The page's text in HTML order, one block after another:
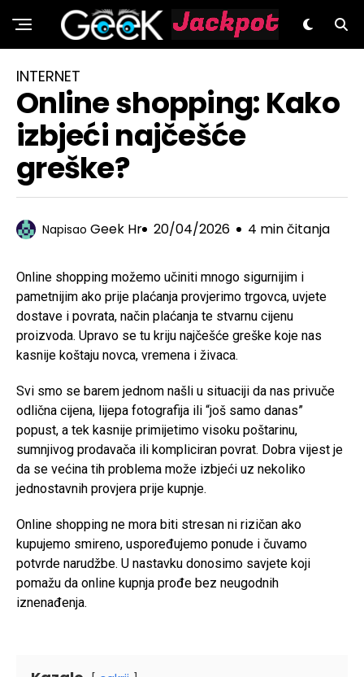
GeeK.hr
INTERNET
Online shopping: Kako
izbjeći najčešće
greške?
Napisao Geek Hr 20/04/2026 4 min čitanja
Online shopping možemo učiniti mnogo sigurnijim i
pametnijim ako prije plaćanja provjerimo trgovca, uvjete
dostave i povrata, način plaćanja te stvarnu cijenu
proizvoda. Upravo se tu kriju najčešće greške koje nas
kasnije koštaju novca, vremena i živaca.
Svi smo se barem jednom našli u situaciji da nas privuče
odlična cijena, lijepa fotografija ili “još samo danas”
popust, a tek kasnije primijetimo visoku poštarinu,
sumnjivog prodavača ili kompliciran povrat. Dobra vijest je
da se većina tih problema može izbjeći uz nekoliko
jednostavnih provjera prije kupnje.
Online shopping ne mora biti stresan ni rizičan ako
kupujemo smireno, uspoređujemo ponude i čuvamo
potvrde narudžbe. U nastavku donosimo savjete koji
pomažu da online kupnja prođe bez neugodnih
iznenađenja.